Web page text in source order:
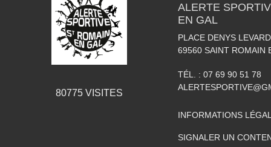
80775VISITES
ALERTE
EN GAL
PLACE DENYS LEVARD
69560 SAINT ROMAIN
TÉL. : 07 69 90 51 78
INFORMATIONS
SIGNALER UN